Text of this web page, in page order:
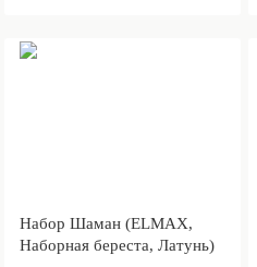
Набор Шаман (ELMAX,
Наборная береста, Латунь)